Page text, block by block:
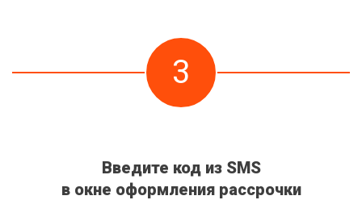
3
Введите код из SMS
в окне оформления рассрочки